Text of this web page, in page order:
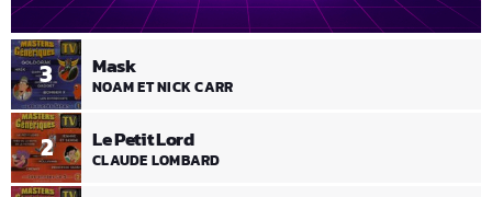
2 Le Petit Lord
CLAUDE LOMBARD
3 Mask
NOAM ET NICK CARR